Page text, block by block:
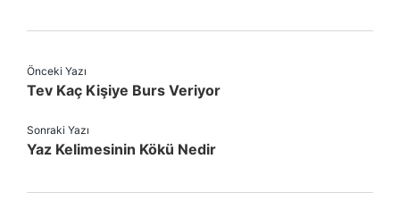
Önceki Yazı
Tev Kaç Kişiye Burs Veriyor
Sonraki Yazı
Yaz Kelimesinin Kökü Nedir